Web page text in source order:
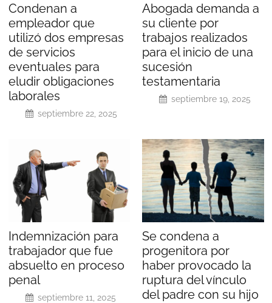
Condenan a
empleador que
utilizó dos empresas
de servicios
eventuales para
eludir obligaciones
laborales
septiembre 22, 2025
Abogada demanda a
su cliente por
trabajos realizados
para el inicio de una
sucesión
testamentaria
septiembre 19, 2025
Indemnización para
trabajador que fue
absuelto en proceso
penal
septiembre 11, 2025
Se condena a
progenitora por
haber provocado la
ruptura del vínculo
del padre con su hijo